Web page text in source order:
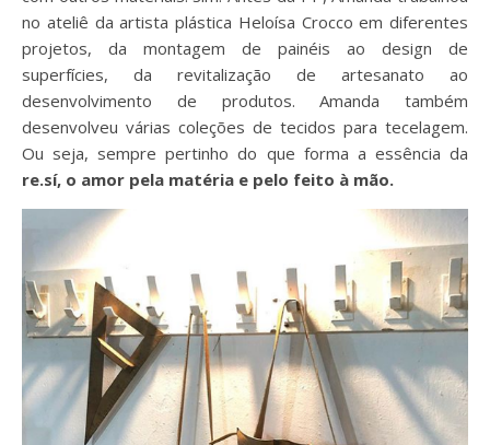
no ateliê da artista plástica Heloísa Crocco em diferentes
projetos, da montagem de painéis ao design de
superfícies, da revitalização de artesanato ao
desenvolvimento de produtos. Amanda também
desenvolveu várias coleções de tecidos para tecelagem.
Ou seja, sempre pertinho do que forma a essência da
re.sí, o amor pela matéria e pelo feito à mão.